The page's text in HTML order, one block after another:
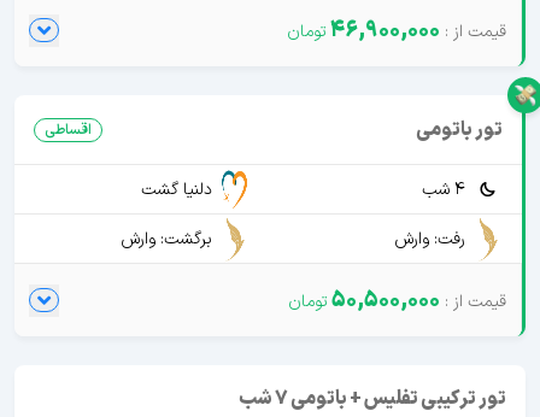
46,900,000
تور باتومی اقساطی
4 شب
دلنیا گشت
رفت: وارش
برگشت: وارش
50,500,000
تور ترکیبی تفلیس + باتومی 7 شب